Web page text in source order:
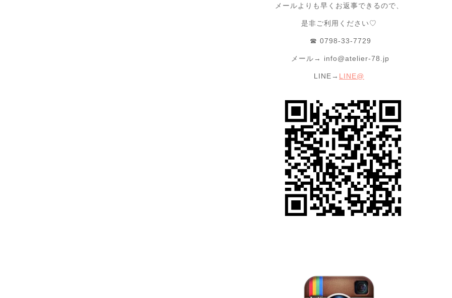
メールよりも早くお返事できるので、
是非ご利用ください♡
☎︎ 0798-33-7729
メール→ info@atelier-78.jp
LINE→ LINE@